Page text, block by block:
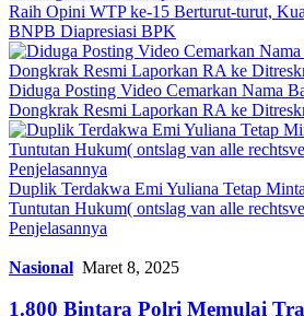
Raih Opini WTP ke-15 Berturut-turut,
BNPB Diapresiasi BPK
Diduga Posting Video Cemarkan Nama
Dongkrak Resmi Laporkan RA ke
Duplik Terdakwa Emi Yuliana Tetap
Tuntutan Hukum( ontslag van alle
Penjelasannya
Nasional Maret 8, 2025
1.800 Bintara Polri Memulai